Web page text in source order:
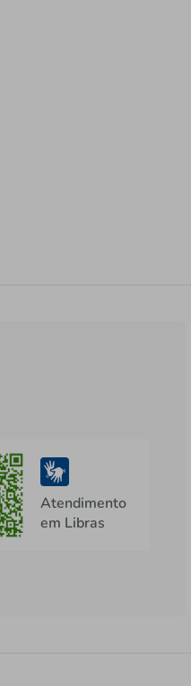
Atendimento
em Libras